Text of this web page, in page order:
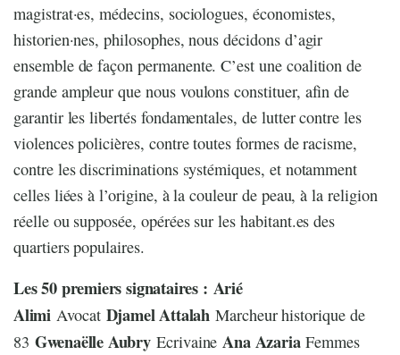
magistrat·es, médecins, sociologues, économistes,
historien·nes, philosophes, nous décidons d’agir
ensemble de façon permanente. C’est une coalition de
grande ampleur que nous voulons constituer, afin de
garantir les libertés fondamentales, de lutter contre les
violences policières, contre toutes formes de racisme,
contre les discriminations systémiques, et notamment
celles liées à l’origine, à la couleur de peau, à la religion
réelle ou supposée, opérées sur les habitant.es des
quartiers populaires.
Les 50 premiers signataires : Arié
Alimi Avocat Djamel AttalahMarcheur historique de
83 Gwenaëlle AubryEcrivaineAna AzariaFemmes